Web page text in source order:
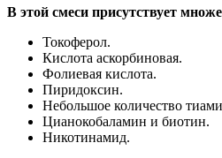
В этой смеси присутствует
Токоферол.
Кислота аскорбиновая.
Фолиевая кислота.
Пиридоксин.
Небольшое количество
Цианокобаламин и биотин.
Никотинамид.